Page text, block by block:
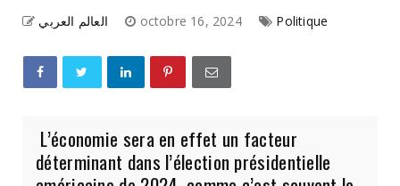
العالم العربي octobre 16, 2024 Politique
L’économie sera en effet un facteur
déterminant dans l’élection présidentielle